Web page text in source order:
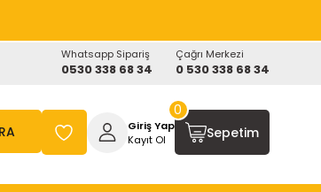
Whatsapp Sipariş
0530 338 68 34
Çağrı Merkezi
0 530 338 68 34
Giriş Yap
Kayıt Ol
Sepetim
0